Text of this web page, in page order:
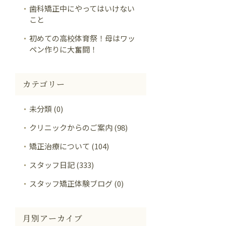
歯科矯正中にやってはいけない
こと
初めての高校体育祭！母はワッ
ペン作りに大奮闘！
カテゴリー
未分類 (0)
クリニックからのご案内 (98)
矯正治療について (104)
スタッフ日記 (333)
スタッフ矯正体験ブログ (0)
月別アーカイブ